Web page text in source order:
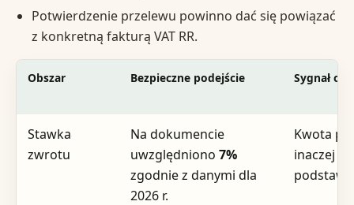
Potwierdzenie przelewu powinno dać się powiązać
z konkretną fakturą VAT RR.
Obszar Bezpieczne podejście Sygnał
Stawka
zwrotu
Na dokumencie
uwzględniono7%
zgodnie z danymi dla
2026 r.
Kwota
inaczej
podstawy